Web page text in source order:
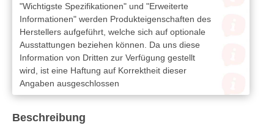
"Wichtigste Spezifikationen" und "Erweiterte
Informationen" werden Produkteigenschaften des
Herstellers aufgeführt, welche sich auf optionale
Ausstattungen beziehen können. Da uns diese
Information von Dritten zur Verfügung gestellt
wird, ist eine Haftung auf Korrektheit dieser
Angaben ausgeschlossen
Beschreibung